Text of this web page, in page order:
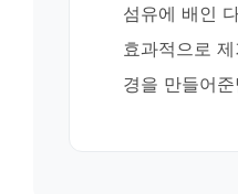
섬유에 배인
효과적으로
경을 만들어